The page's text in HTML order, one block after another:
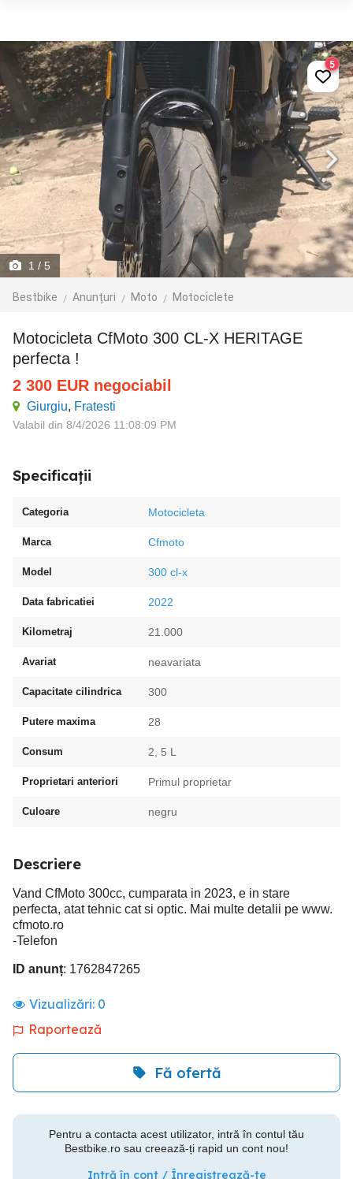
1 / 5
Bestbike Anunțuri Moto Motociclete
5
Motocicleta CfMoto 300 CL-X HERITAGE
perfecta !
2 300 EUR negociabil
Giurgiu, Fratesti
Valabil din 8/4/2026 11:08:09 PM
Specificații
Categoria Motocicleta
Marca Cfmoto
Model 300 cl-x
Data fabricatiei 2022
Kilometraj 21.000
Avariat neavariata
Capacitate cilindrica 300
Putere maxima 28
Consum 2, 5 L
Proprietari anteriori Primul proprietar
Culoare negru
Descriere
Vand CfMoto 300cc, cumparata in 2023, e in stare
perfecta, atat tehnic cat si optic. Mai multe detalii pe www.
cfmoto.ro
-Telefon
ID anunț: 1762847265
Vizualizări: 0
Raportează
Fă ofertă
Pentru a contacta acest utilizator, intră în contul tău
Bestbike.ro sau creează-ți rapid un cont nou!
Intră în cont / Înregistrează-te